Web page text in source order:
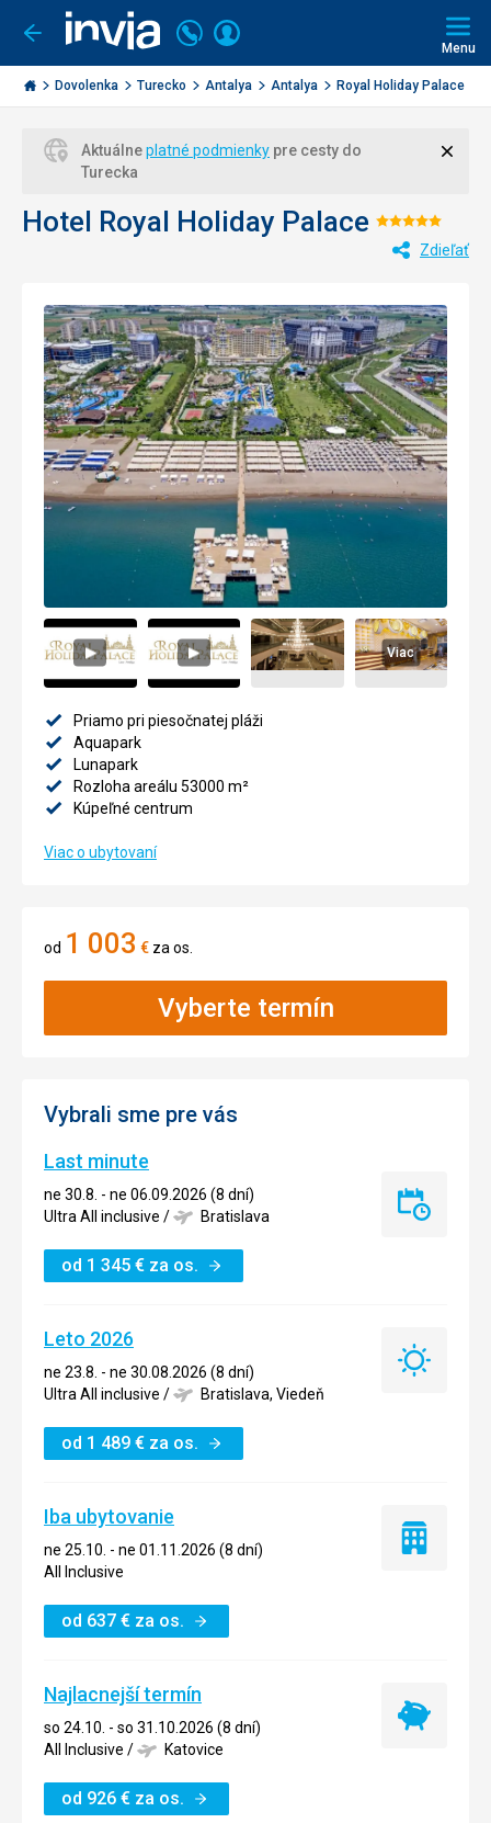
Ísť
späť
Invia.sk
Volajte
+421
2
3221
Prihlásiť
Menu
Dovolenka Turecko Antalya Antalya Royal Holiday Palace
Aktuálneplatné podmienky pre cesty do
Turecka
Hotel Royal Holiday Palace
5/5
Zdieľať
Viac
Priamo pri piesočnatej pláži
Aquapark
Lunapark
Rozloha areálu 53000 m²
Kúpeľné centrum
Viac o ubytovaní
od 1 003 € za os.
Vyberte termín
Vybrali sme pre vás
Last minute
ne 30.8. - ne 06.09.2026 (8 dní)
Ultra All inclusive / Bratislava
od 1 345 € za os.
Last
Leto 2026
ne 23.8. - ne 30.08.2026 (8 dní)
Ultra All inclusive / Bratislava, Viedeň
od 1 489 € za os.
Leto
Iba ubytovanie
ne 25.10. - ne 01.11.2026 (8 dní)
All Inclusive
od 637 € za os.
Iba
Najlacnejší termín
so 24.10. - so 31.10.2026 (8 dní)
All Inclusive / Katovice
od 926 € za os.
Najlacnejší